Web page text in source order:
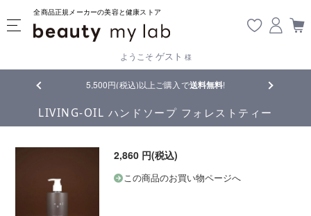
全商品正規メーカーの美容と健康ストア
ようこそ ゲスト 様
5,500円(税込)以上ご購入で送料無料! 【重要】
LIVING-OIL ハンドソープ フォレストティー
2,860 円(税込)
この商品のお買い物ページへ